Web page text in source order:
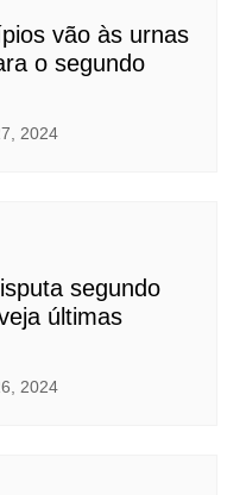
vão às urnas
o segundo
2024
segundo
últimas
2024